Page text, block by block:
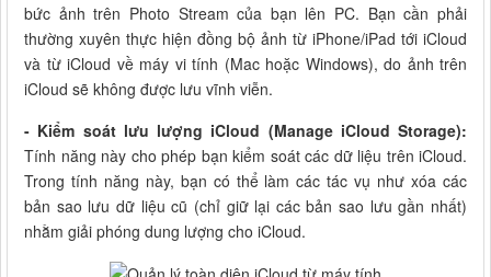
bức ảnh trên Photo Stream của bạn lên PC. Bạn cần phải
thường xuyên thực hiện đồng bộ ảnh từ iPhone/iPad tới iCloud
và từ iCloud về máy vi tính (Mac hoặc Windows), do ảnh trên
iCloud sẽ không được lưu vĩnh viễn.
- Kiểm soát lưu lượng iCloud (Manage iCloud Storage):
Tính năng này cho phép bạn kiểm soát các dữ liệu trên iCloud.
Trong tính năng này, bạn có thể làm các tác vụ như xóa các
bản sao lưu dữ liệu cũ (chỉ giữ lại các bản sao lưu gần nhất)
nhằm giải phóng dung lượng cho iCloud.